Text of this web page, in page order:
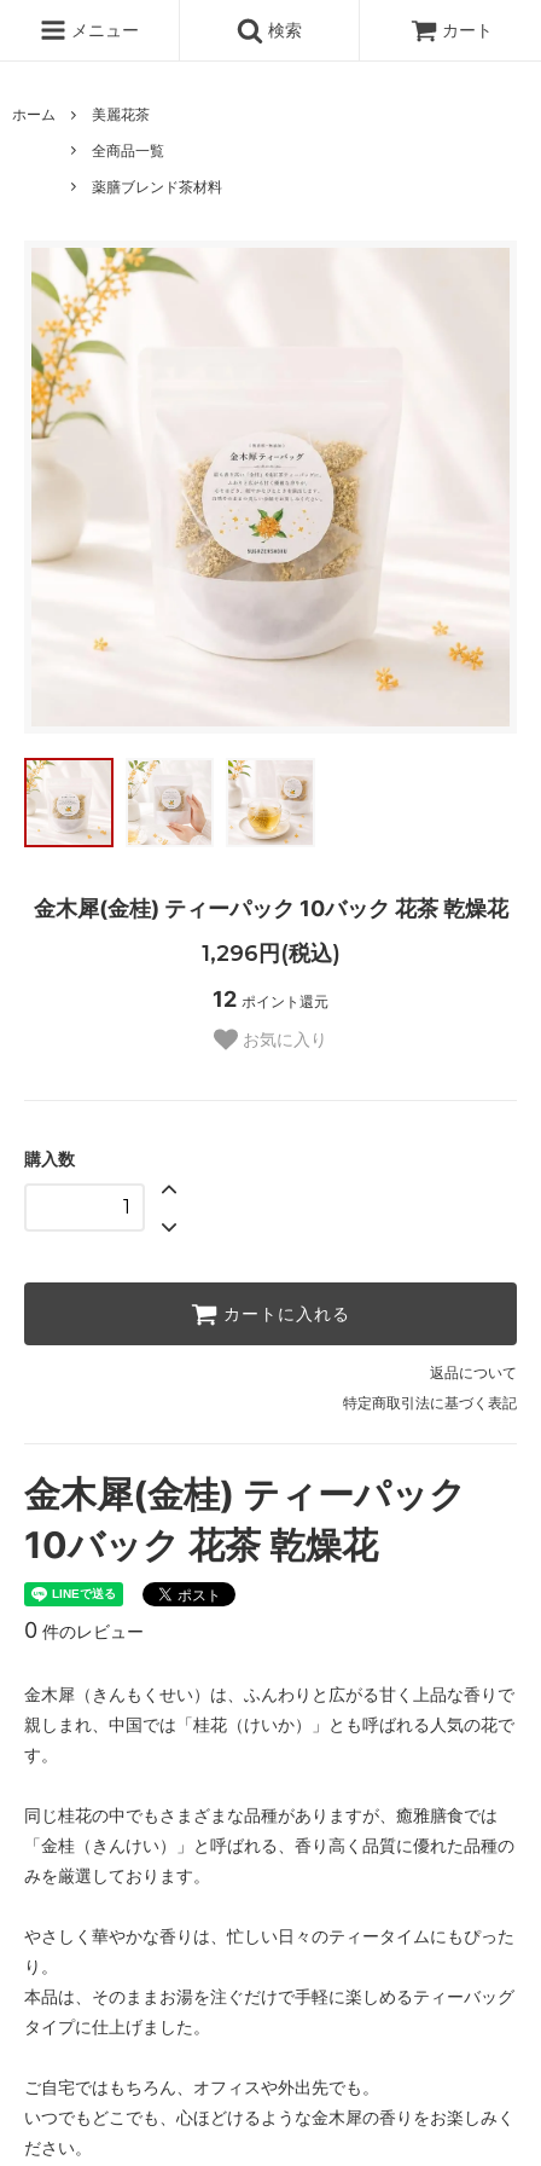
メニュー 検索 カート
ホーム
美麗花茶
全商品一覧
薬膳ブレンド茶材料
金木犀(金桂) ティーパック 10バック 花茶 乾燥花
1,296円(税込)
12 ポイント還元
お気に入り
購入数
カートに入れる
返品について
特定商取引法に基づく表記
金木犀(金桂) ティーパック
10バック 花茶 乾燥花
0 件のレビュー
金木犀（きんもくせい）は、ふんわりと広がる甘く上品な香りで
親しまれ、中国では「桂花（けいか）」とも呼ばれる人気の花で
す。
同じ桂花の中でもさまざまな品種がありますが、癒雅膳食では
「金桂（きんけい）」と呼ばれる、香り高く品質に優れた品種の
みを厳選しております。
やさしく華やかな香りは、忙しい日々のティータイムにもぴった
り。
本品は、そのままお湯を注ぐだけで手軽に楽しめるティーバッグ
タイプに仕上げました。
ご自宅ではもちろん、オフィスや外出先でも。
いつでもどこでも、心ほどけるような金木犀の香りをお楽しみく
ださい。